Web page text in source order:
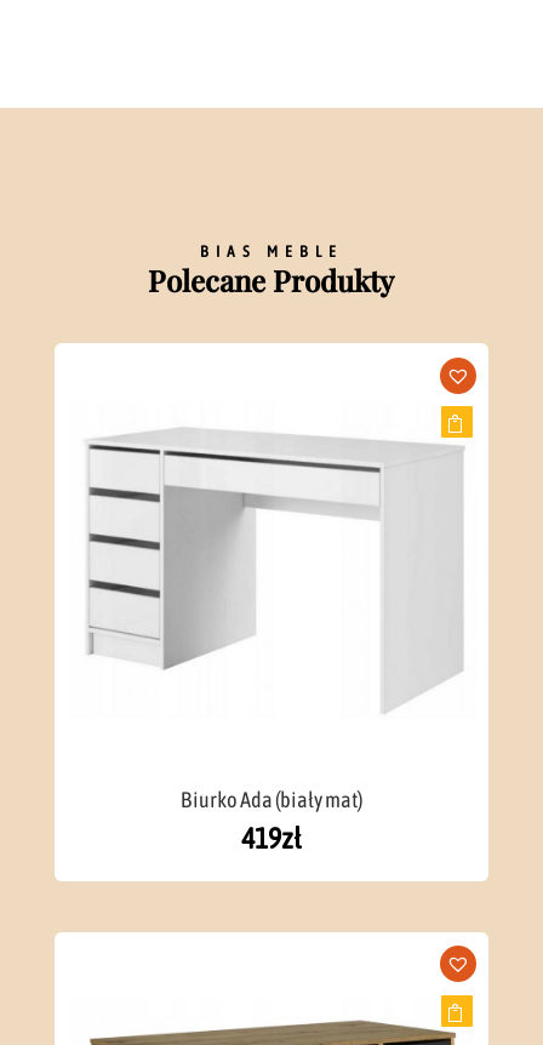
BIAS MEBLE
Polecane Produkty
Biurko Ada (biały mat)
419zł